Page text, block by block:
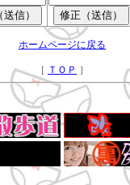
ホームページに戻る
［ ＴＯＰ ］